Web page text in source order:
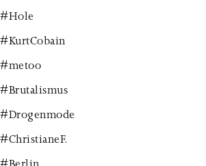
#Hole
#KurtCobain
#metoo
#Brutalismus
#Drogenmode
#ChristianeF.